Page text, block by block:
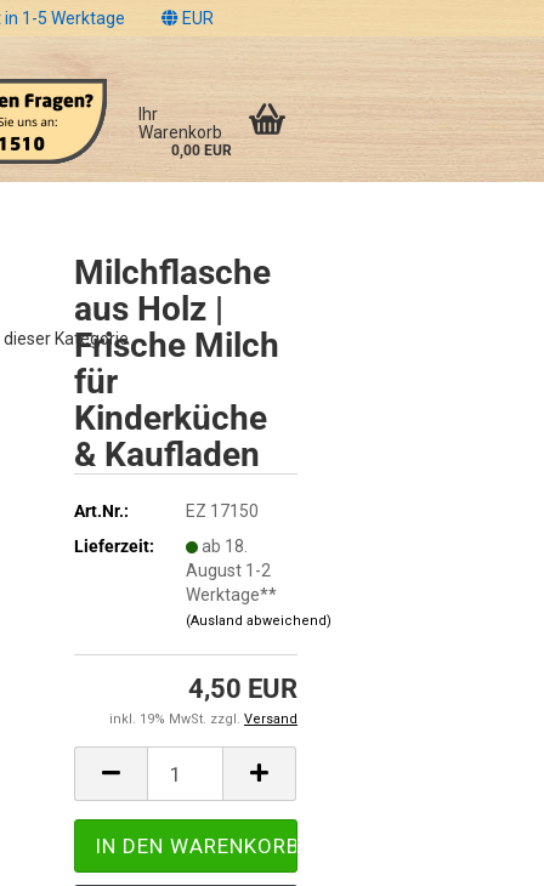
1-5 Werktage EUR
Ihr
Warenkorb
0,00 EUR
Kategorie
Milchflasche
aus Holz |
Frische Milch
für
Kinderküche
& Kaufladen
Art.Nr.:
EZ 17150
Lieferzeit:
ab 18.
August 1-2
Werktage**
(Ausland abweichend)
4,50 EUR
inkl. 19% MwSt. zzgl. Versand